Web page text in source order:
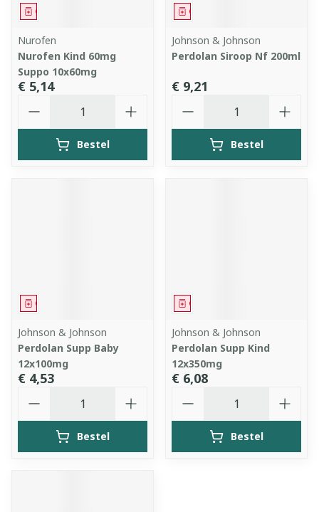
Geneesmiddel
Nurofen
Nurofen Kind 60mg
Suppo 10x60mg
€ 5,14
Bestel
Geneesmiddel
Johnson & Johnson
Perdolan Siroop Nf 200ml
€ 9,21
Bestel
Geneesmiddel
Johnson & Johnson
Perdolan Supp Baby
12x100mg
€ 4,53
Bestel
Geneesmiddel
Johnson & Johnson
Perdolan Supp Kind
12x350mg
€ 6,08
Bestel